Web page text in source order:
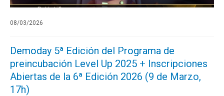
08/03/2026
Demoday 5ª Edición del Programa de
preincubación Level Up 2025 + Inscripciones
Abiertas de la 6ª Edición 2026 (9 de Marzo,
17h)